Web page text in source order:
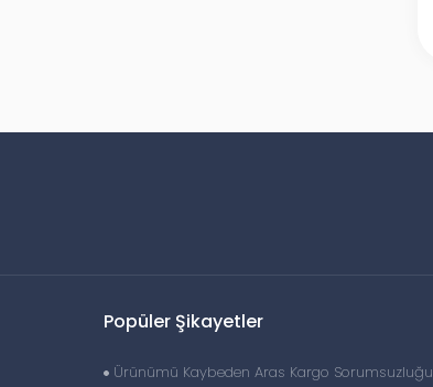
Popüler Şikayetler
Ürünümü Kaybeden Aras Kargo Sorumsuzluğu